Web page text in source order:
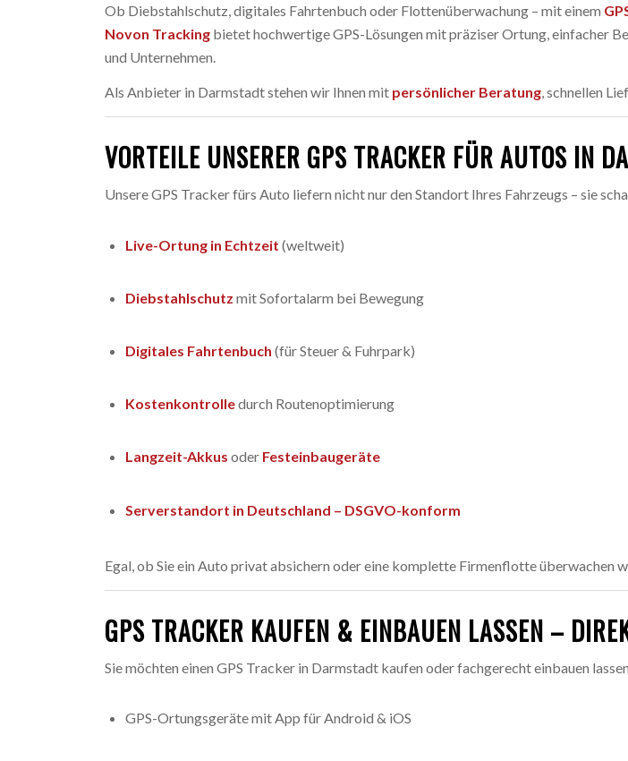
Ob Diebstahlschutz, digitales Fahrtenbuch oder Flottenüberwachung – mit einem
Novon Tracking bietet hochwertige GPS-Lösungen mit präziser Ortung, einfacher
und Unternehmen.
Als Anbieter in Darmstadt stehen wir Ihnen mit persönlicher Beratung, schnellen
VORTEILE UNSERER GPS TRACKER FÜR AUTOS IN
Unsere GPS Tracker fürs Auto liefern nicht nur den Standort Ihres Fahrzeugs – sie
Live-Ortung in Echtzeit (weltweit)
Diebstahlschutz mit Sofortalarm bei Bewegung
Digitales Fahrtenbuch (für Steuer & Fuhrpark)
Kostenkontrolledurch Routenoptimierung
Langzeit-Akkus oder Festeinbaugeräte
Serverstandort in Deutschland – DSGVO-konform
Egal, ob Sie ein Auto privat absichern oder eine komplette Firmenflotte überwachen
GPS TRACKER KAUFEN & EINBAUEN LASSEN –
Sie möchten einen GPS Tracker in Darmstadt kaufen oder fachgerecht einbauen
GPS-Ortungsgeräte mit App für Android & iOS